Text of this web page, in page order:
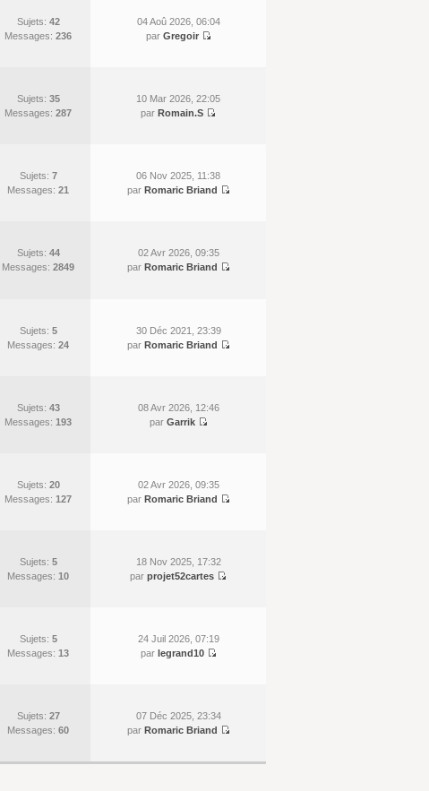
Sujets: 42
Messages: 236
04 Aoû 2026, 06:04
par Gregoir
Sujets: 35
Messages: 287
10 Mar 2026, 22:05
par Romain.S
Sujets: 7
Messages: 21
06 Nov 2025, 11:38
par Romaric Briand
Sujets: 44
Messages: 2849
02 Avr 2026, 09:35
par Romaric Briand
Sujets: 5
Messages: 24
30 Déc 2021, 23:39
par Romaric Briand
Sujets: 43
Messages: 193
08 Avr 2026, 12:46
par Garrik
Sujets: 20
Messages: 127
02 Avr 2026, 09:35
par Romaric Briand
Sujets: 5
Messages: 10
18 Nov 2025, 17:32
par projet52cartes
Sujets: 5
Messages: 13
24 Juil 2026, 07:19
par legrand10
Sujets: 27
Messages: 60
07 Déc 2025, 23:34
par Romaric Briand